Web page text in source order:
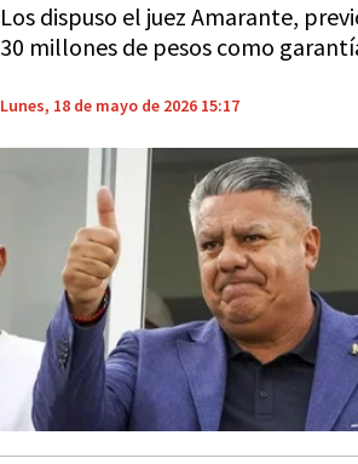
Los dispuso el juez Amarante,
30 millones de pesos como
Lunes, 18 de mayo de 2026 15:17